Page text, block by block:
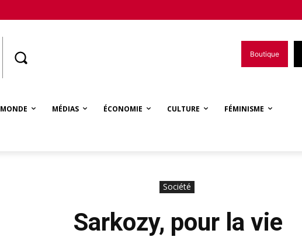
Boutique
MONDE MÉDIAS ÉCONOMIE CULTURE FÉMINISME
Société
Sarkozy, pour la vie